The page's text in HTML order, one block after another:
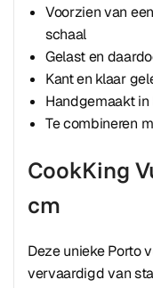
Voorzien van
schaal
Gelast en
Kant en klaar
Handgemaakt in
Te combineren
CookKing
cm
Deze unieke Porto
vervaardigd van